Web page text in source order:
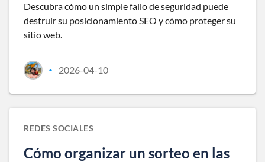
Descubra cómo un simple fallo de seguridad puede
destruir su posicionamiento SEO y cómo proteger su
sitio web.
• 2026-04-10
REDES SOCIALES
Cómo organizar un sorteo en las